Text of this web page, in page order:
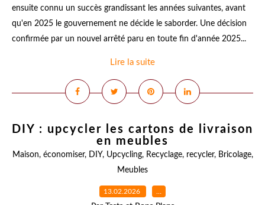
ensuite connu un succès grandissant les années suivantes, avant
qu'en 2025 le gouvernement ne décide le saborder. Une décision
confirmée par un nouvel arrêté paru en toute fin d'année 2025...
Lire la suite
DIY : upcycler les cartons de livraison
en meubles
Maison, économiser, DIY, Upcycling, Recyclage, recycler, Bricolage,
Meubles
13.02.2026 …